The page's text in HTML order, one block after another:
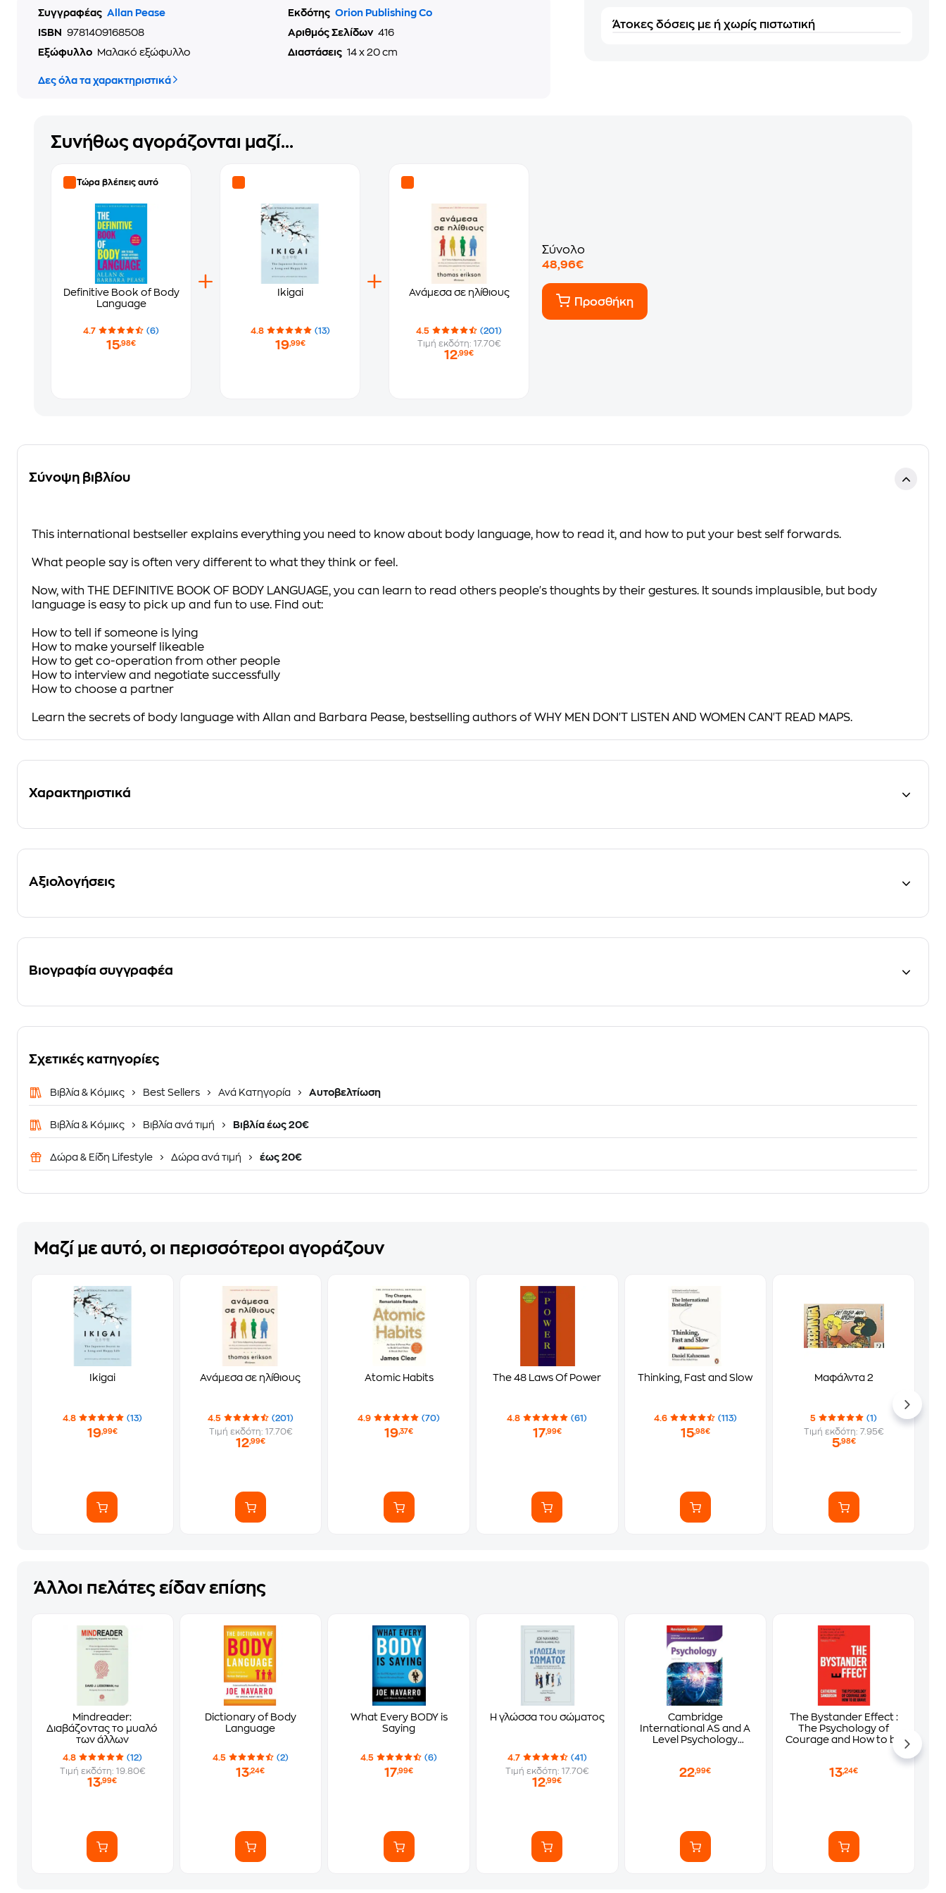
Συγγραφέας Allan Pease Εκδότης Orion Publishing Co
ISBN
9781409168508 Αριθμός Σελίδων 416
Εξώφυλλο
Μαλακό εξώφυλλο Διαστάσεις 14 x 20 cm
Δες όλα τα χαρακτηριστικά
Άτοκες δόσεις με ή χωρίς πιστωτική
Συνήθως αγοράζονται μαζί...
Τώρα βλέπεις αυτό
Definitive Book of Body
Language
4.7 (6)
15,98€
Ikigai
4.8 (13)
19,99€
Ανάμεσα σε ηλίθιους
4.5
(201)
Τιμή εκδότη: 17.70€
12,99€
Σύνολο
48,96€
Προσθήκη
Σύνοψη βιβλίου
This international bestseller explains everything you need to know about body language, how to read it, and how to put your best self forwards.
What people say is often very different to what they think or feel.
Now, with THE DEFINITIVE BOOK OF BODY LANGUAGE, you can learn to read others people's thoughts by their gestures. It sounds implausible, but body
language is easy to pick up and fun to use. Find out:
How to tell if someone is lying
How to make yourself likeable
How to get co-operation from other people
How to interview and negotiate successfully
How to choose a partner
Learn the secrets of body language with Allan and Barbara Pease, bestselling authors of WHY MEN DON'T LISTEN AND WOMEN CAN'T READ MAPS.
Χαρακτηριστικά
Αξιολογήσεις
Βιογραφία συγγραφέα
Σχετικές κατηγορίες
Βιβλία & Κόμικς Best Sellers Ανά Κατηγορία Αυτοβελτίωση
Βιβλία & Κόμικς Βιβλία ανά τιμή Βιβλία έως 20€
Δώρα & Είδη Lifestyle Δώρα ανά τιμή έως 20€
Μαζί με αυτό, οι περισσότεροι αγοράζουν
Ikigai
4.8 (13)
19,99€
Ανάμεσα σε ηλίθιους
4.5
(201)
Τιμή εκδότη: 17.70€
12,99€
Atomic Habits
4.9 (70)
19,37€
The 48 Laws Of Power
4.8 (61)
17,99€
Thinking, Fast and Slow
4.6 (113)
15,98€
Μαφάλντα 2
5
(1)
Τιμή εκδότη: 7.95€
5,98€
Άλλοι πελάτες είδαν επίσης
Mindreader:
Διαβάζοντας το μυαλό
των άλλων
4.8
(12)
Τιμή εκδότη: 19.80€
13,99€
Dictionary of Body
Language
4.5 (2)
13,24€
What Every BODY is
Saying
4.5 (6)
17,99€
Η γλώσσα του σώματος
4.7
(41)
Τιμή εκδότη: 17.70€
12,99€
Cambridge
International AS and A
Level Psychology
22,99€
The Bystander Effect :
The Psychology of
Courage and How to be
13,24€